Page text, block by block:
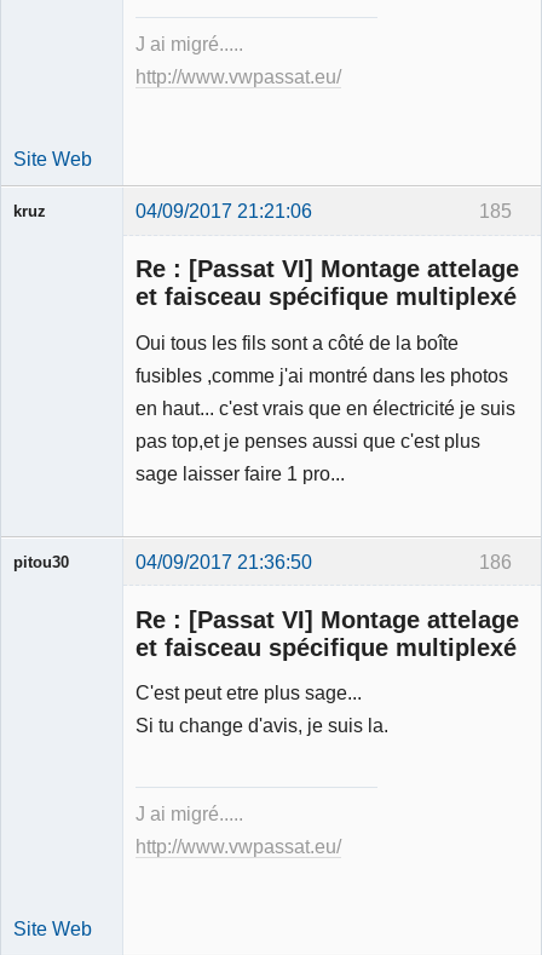
J ai migré.....
http://www.vwpassat.eu/
Site Web
185
kruz 04/09/2017 21:21:06
Re : [Passat VI] Montage attelage
et faisceau spécifique multiplexé
Oui tous les fils sont a côté de la boîte
fusibles ,comme j'ai montré dans les photos
en haut... c'est vrais que en électricité je suis
pas top,et je penses aussi que c'est plus
sage laisser faire 1 pro...
186
pitou30 04/09/2017 21:36:50
Re : [Passat VI] Montage attelage
et faisceau spécifique multiplexé
C'est peut etre plus sage...
Si tu change d'avis, je suis la.
J ai migré.....
http://www.vwpassat.eu/
Site Web